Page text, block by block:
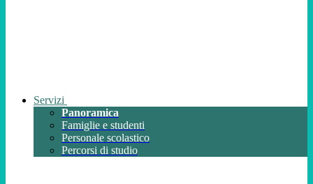
Servizi
Panoramica
Famiglie e studenti
Personale scolastico
Percorsi di studio